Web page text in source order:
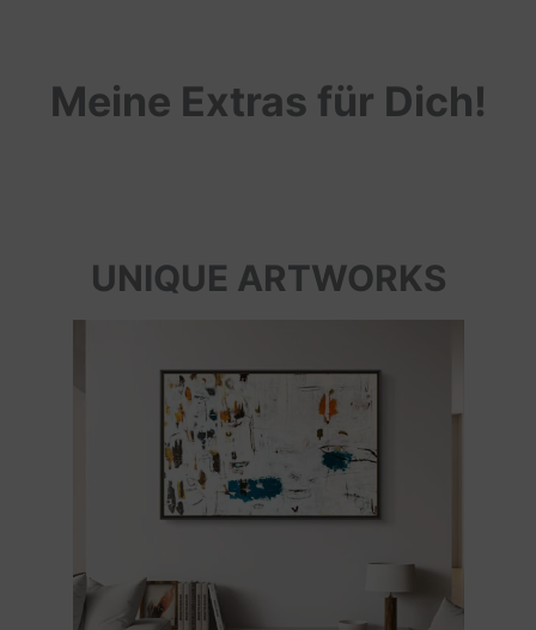
Meine Extras für Dich!
UNIQUE ARTWORKS